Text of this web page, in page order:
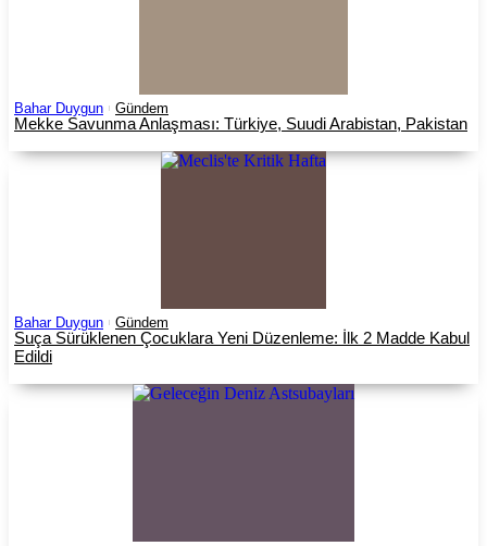
Bahar Duygun Gündem
Mekke Savunma Anlaşması: Türkiye, Suudi Arabistan, Pakistan
Bahar Duygun Gündem
Suça Sürüklenen Çocuklara Yeni Düzenleme: İlk 2 Madde Kabul
Edildi